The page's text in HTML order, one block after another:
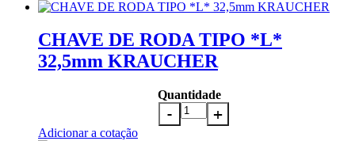
CHAVE DE RODA TIPO *L*
32,5mm KRAUCHER
Quantidade
Adicionar a cotação